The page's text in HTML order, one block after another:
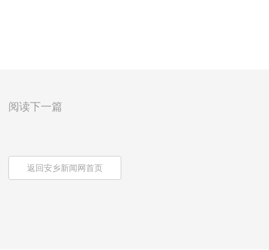
阅读下一篇
返回安乡新闻网首页